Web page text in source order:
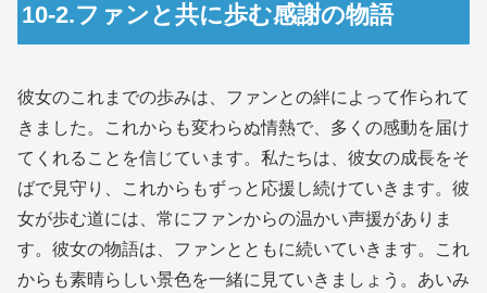
10-2.ファンと共に歩む感謝の物語
彼女のこれまでの歩みは、ファンとの絆によって作られて
きました。これからも変わらぬ情熱で、多くの感動を届け
てくれることを信じています。私たちは、彼女の成長をそ
ばで見守り、これからもずっと応援し続けていきます。彼
女が歩む道には、常にファンからの温かい声援がありま
す。彼女の物語は、ファンとともに続いていきます。これ
からも素晴らしい景色を一緒に見ていきましょう。あいみ